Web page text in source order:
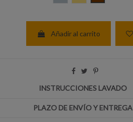
Añadir al carrito
INSTRUCCIONES LAVADO
PLAZO DE ENVÍO Y ENTREGA